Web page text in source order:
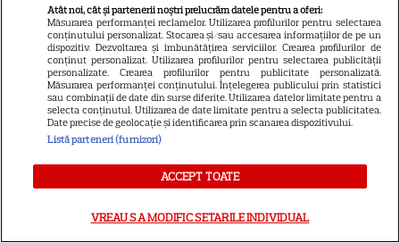
Artista noastră și-a luat Adio
pe Facebook și a murit! Am
aflat chiar acum și nu ne mai
revenim din șoc! Ce i s-a
întâmplat este crunt
SERIALE
Atât noi, cât și partenerii noștri prelucrăm datele pentru a oferi:
Măsurarea performanței reclamelor. Utilizarea profilurilor pentru selectarea
conținutului personalizat. Stocarea și/sau accesarea informațiilor de pe un
dispozitiv. Dezvoltarea și îmbunătățirea serviciilor. Crearea profilurilor de
conținut personalizat. Utilizarea profilurilor pentru selectarea publicității
personalizate. Crearea profilurilor pentru publicitate personalizată.
Măsurarea performanței conținutului. Înțelegerea publicului prin statistici
sau combinații de date din surse diferite. Utilizarea datelor limitate pentru a
selecta conținutul. Utilizarea de date limitate pentru a selecta publicitatea.
Date precise de geolocație și identificarea prin scanarea dispozitivului.
Listă parteneri (furnizori)
ACCEPT TOATE
VREAU SA MODIFIC SETARILE INDIVIDUAL